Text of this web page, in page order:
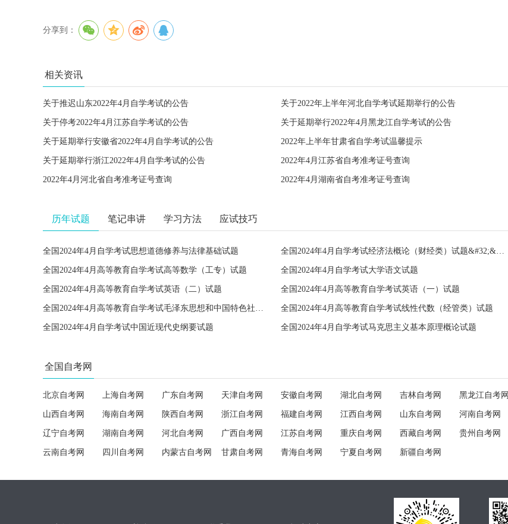
分享到：
相关资讯
关于推迟山东2022年4月自学考试的公告 关于2022年上半年河北自学考试延期举行的公告
关于停考2022年4月江苏自学考试的公告 关于延期举行2022年4月黑龙江自学考试的公告
关于延期举行安徽省2022年4月自学考试的公告 2022年上半年甘肃省自学考试温馨提示
关于延期举行浙江2022年4月自学考试的公告 2022年4月江苏省自考准考证号查询
2022年4月河北省自考准考证号查询 2022年4月湖南省自考准考证号查询
历年试题 笔记串讲 学习方法 应试技巧
全国2024年4月自学考试思想道德修养与法律基础试题 全国2024年4月自学考试经济法概论（财经类）试题&#32;&#32;
全国2024年4月高等教育自学考试高等数学（工专）试题 全国2024年4月自学考试大学语文试题
全国2024年4月高等教育自学考试英语（二）试题 全国2024年4月高等教育自学考试英语（一）试题
全国2024年4月高等教育自学考试毛泽东思想和中国特色社会主义理论体系概论试题 全国2024年4月高等教育自学考试线性代数（经管类）试题
全国2024年4月自学考试中国近现代史纲要试题 全国2024年4月自学考试马克思主义基本原理概论试题
全国自考网
北京自考网 上海自考网 广东自考网 天津自考网 安徽自考网 湖北自考网 吉林自考网 黑龙江自考网
山西自考网 海南自考网 陕西自考网 浙江自考网 福建自考网 江西自考网 山东自考网 河南自考网
辽宁自考网 湖南自考网 河北自考网 广西自考网 江苏自考网 重庆自考网 西藏自考网 贵州自考网
云南自考网 四川自考网 内蒙古自考网 甘肃自考网 青海自考网 宁夏自考网 新疆自考网